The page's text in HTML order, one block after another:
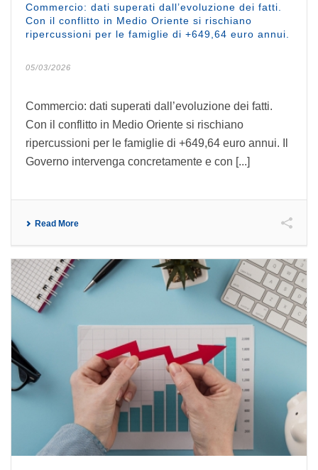
Commercio: dati superati dall’evoluzione dei fatti.
Con il conflitto in Medio Oriente si rischiano
ripercussioni per le famiglie di +649,64 euro annui.
05/03/2026
Commercio: dati superati dall’evoluzione dei fatti.
Con il conflitto in Medio Oriente si rischiano
ripercussioni per le famiglie di +649,64 euro annui. Il
Governo intervenga concretamente e con [...]
Read More